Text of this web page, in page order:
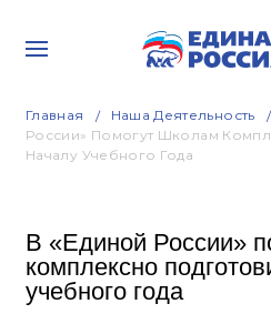
Главная Наша Деятельность
России» Помогут Школам
Началу Учебного Года
В «Единой России»
комплексно
учебного года